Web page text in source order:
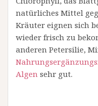
natürliches Mittel
Kräuter eignen sich
wieder frisch zu
anderen Petersilie,
Algen sehr gut.